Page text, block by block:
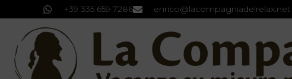
+39 335 659 7286 enrico@lacompagniadelrelax.net